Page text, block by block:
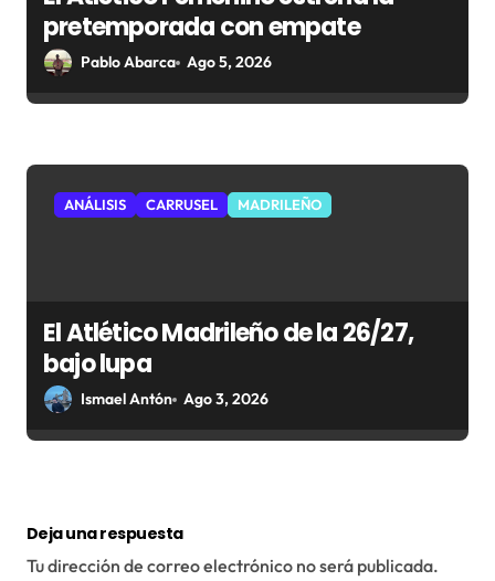
pretemporada con empate
Pablo Abarca Ago 5, 2026
ANÁLISIS CARRUSEL MADRILEÑO
El Atlético Madrileño de la 26/27,
bajo lupa
Ismael Antón Ago 3, 2026
Deja una respuesta
Tu dirección de correo electrónico no será publicada.